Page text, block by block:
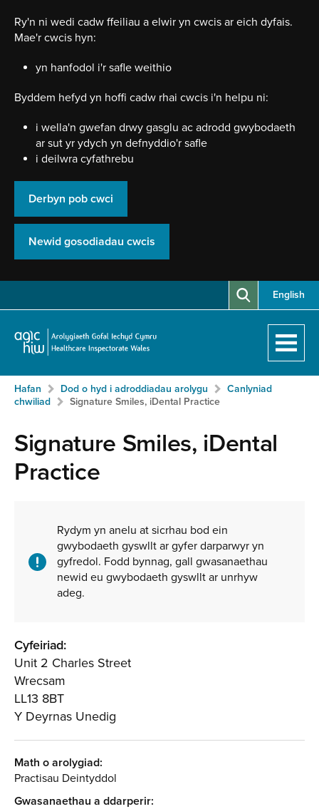
Ry'n ni wedi cadw ffeiliau a elwir yn cwcis ar eich dyfais.
Mae'r cwcis hyn:
yn hanfodol i'r safle weithio
Byddem hefyd yn hoffi cadw rhai cwcis i'n helpu ni:
i wella'n gwefan drwy gasglu ac adrodd gwybodaeth
ar sut yr ydych yn defnyddio'r safle
i deilwra cyfathrebu
Derbyn pob cwci
Newid gosodiadau cwcis
English
Hafan
Breadcrumb
Hafan Dod o hyd i adroddiadau arolygu
Canlyniad
chwiliad
Neidio
gynnwy:
Signature Smiles, iDental Practice
Signature Smiles, iDental
Practice
gwasanaeth
Rydym yn anelu at sicrhau bod ein
gwybodaeth gyswllt ar gyfer darparwyr yn
gyfredol. Fodd bynnag, gall gwasanaethau
newid eu gwybodaeth gyswllt ar unrhyw
adeg.
Cyfeiriad:
Unit 2 Charles Street
Wrecsam
LL13 8BT
Y Deyrnas Unedig
Math o arolygiad:
Practisau Deintyddol
Gwasanaethau a ddarperir: